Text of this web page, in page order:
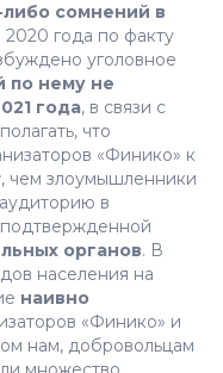
либо сомнений в
года по факту
уголовное
по нему не
года, в связи с
что
«Финико» к
, чем злоумышленники
в
подтвержденной
органов. В
населения на
наивно
«Финико» и
нам, добровольцам